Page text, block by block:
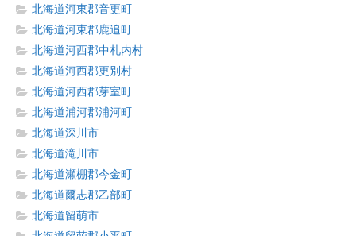
北海道河東郡音更町
北海道河東郡鹿追町
北海道河西郡中札内村
北海道河西郡更別村
北海道河西郡芽室町
北海道浦河郡浦河町
北海道深川市
北海道滝川市
北海道瀬棚郡今金町
北海道爾志郡乙部町
北海道留萌市